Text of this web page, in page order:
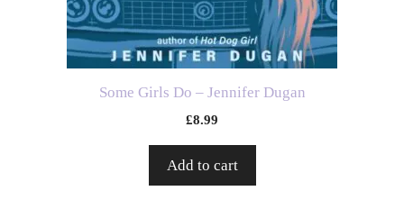
Some Girls Do – Jennifer Dugan
£8.99
Add to cart